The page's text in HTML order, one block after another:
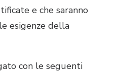
e che saranno
esigenze della
con le seguenti